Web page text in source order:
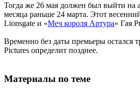
Тогда же 26 мая должен был выйти на
месяца раньше 24 марта. Этот
Lionsgate и «Меч короля Артура» Гая
Временно без даты премьеры остался
Pictures определит позднее.
Материалы по теме